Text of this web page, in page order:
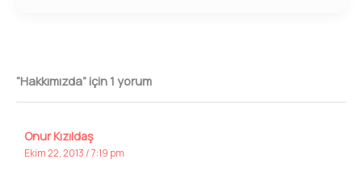
“Hakkımızda” için 1 yorum
Onur Kızıldaş
Ekim 22, 2013 / 7:19 pm